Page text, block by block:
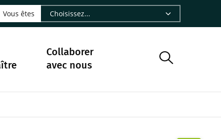
- CIRAD
Facebook - CIRAD
sur Instagram - CIRAD
sur Youtube - CIRAD
suivre sur Bluesky - CIRAD
Nourrir le vivant, le podcast du Cirad - CIRAD
Nous contacter par courriel - CIRAD
la page Flux RSS - CIRAD
Vous êtes
Collaborer
avec nous